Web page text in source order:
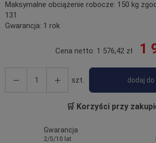
Maksymalne obciążenie robocze: 150 kg
131
Gwarancja: 1 rok
Cena netto: 1 576,42 zł 1
szt. dodaj
🛒 Korzyści przy
Gwarancja
2/5/10 lat